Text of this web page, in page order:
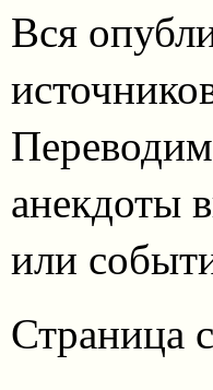
Вся
анекдоты
или
Страница